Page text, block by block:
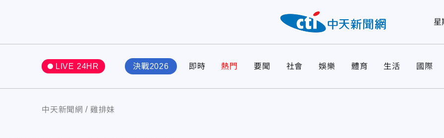
星
LIVE 24HR 決戰2026 即時 熱門 要聞 社會 娛樂 體育 生活 國際
中天新聞網 雞排妹